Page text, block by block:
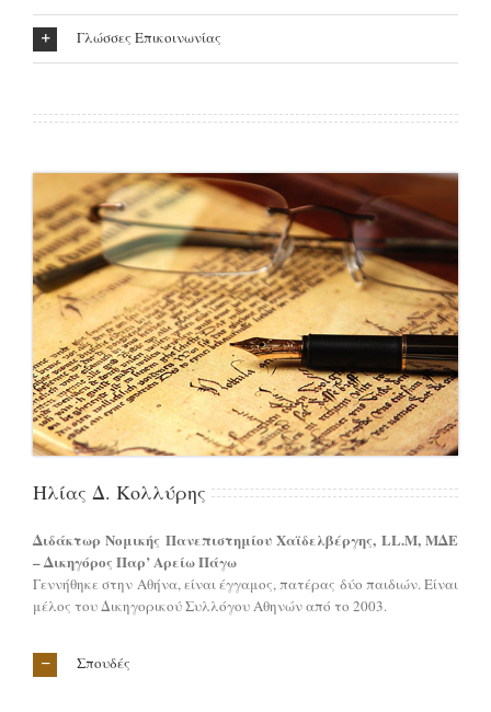
Γλώσσες Επικοινωνίας
Hλίας Δ. Κολλύρης
Διδάκτωρ Νομικής Πανεπιστημίου Χαϊδελβέργης, LL.M, MΔΕ
– Δικηγόρος Παρ’ Αρείω Πάγω
Γεννήθηκε στην Αθήνα, είναι έγγαμος, πατέρας δύο παιδιών. Είναι
μέλος του Δικηγορικού Συλλόγου Αθηνών από το 2003.
Σπουδές